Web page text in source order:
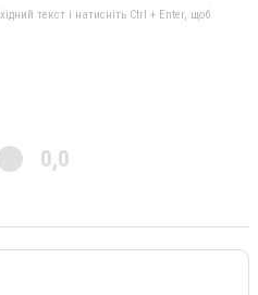
текст і натисніть Ctrl + Enter, щоб
0,0